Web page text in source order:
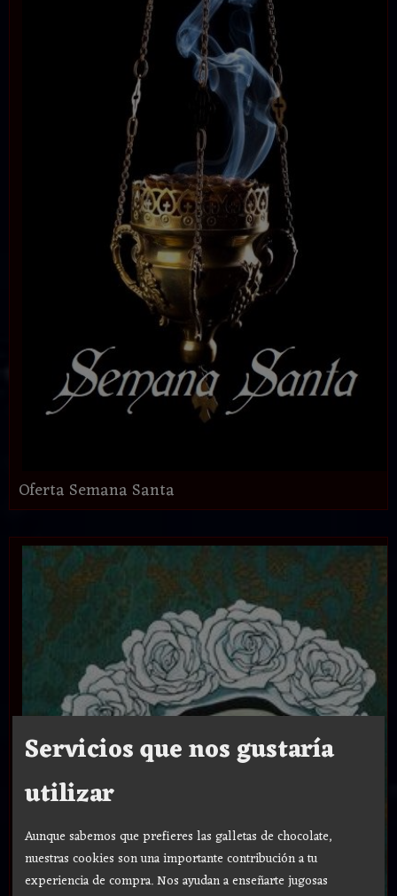
Oferta Semana Santa
Servicios que nos gustaría
utilizar
Aunque sabemos que prefieres las galletas de chocolate,
nuestras cookies son una importante contribución a tu
experiencia de compra. Nos ayudan a enseñarte jugosas